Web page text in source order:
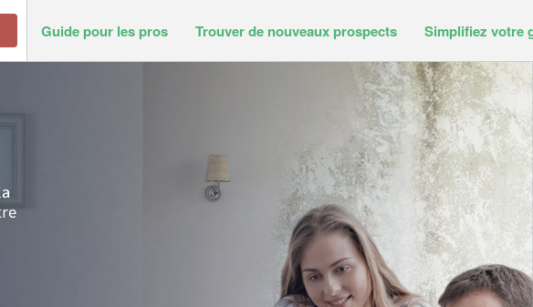
Guide pour les pros Trouver de nouveaux prospects Simplifiez votre